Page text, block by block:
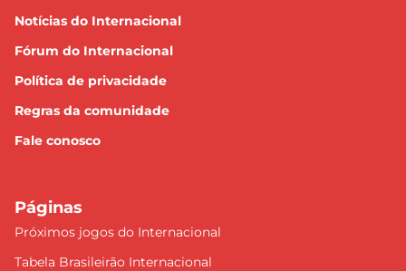
Notícias do Internacional
Fórum do Internacional
Política de privacidade
Regras da comunidade
Fale conosco
Páginas
Próximos jogos do Internacional
Tabela Brasileirão Internacional